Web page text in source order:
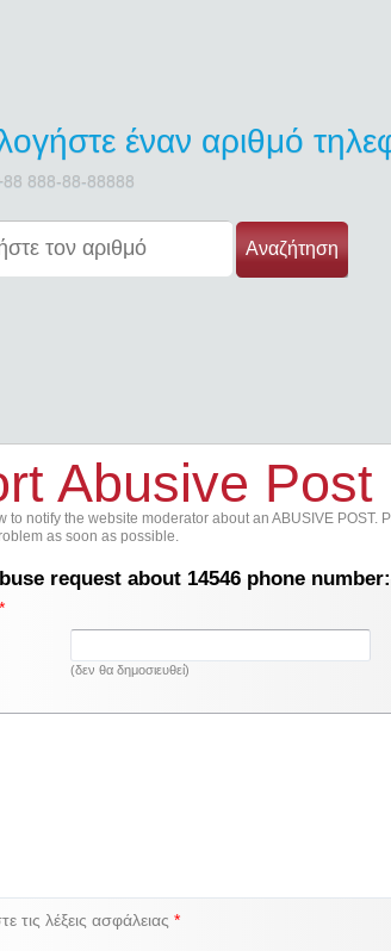
έναν αριθμό
888-88-88888
Αναζήτηση
Abusive Post
to notify the website moderator about an ABUSIVE POST.
as soon as possible.
request about 14546 phone number:
*
(δεν θα δημοσιευθεί)
τις λέξεις ασφάλειας*